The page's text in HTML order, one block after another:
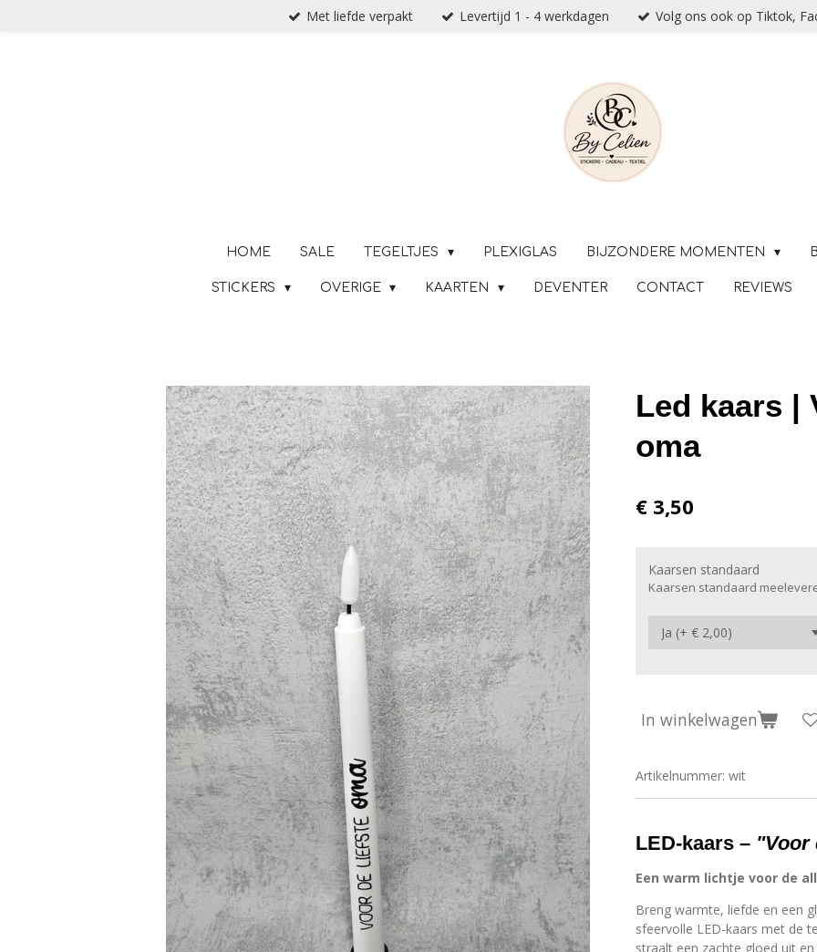
Met liefde verpakt Levertijd 1 - 4 werkdagen Volg ons ook op Tiktok,
HOME SALE TEGELTJES PLEXIGLAS BIJZONDERE MOMENTEN
STICKERS OVERIGE KAARTEN DEVENTER CONTACT REVIEWS
Led kaars |
oma
€ 3,50
Kaarsen standaard
Kaarsen standaard
In winkelwagen
Artikelnummer: wit
LED-kaars – "Voor
Een warm lichtje voor de
Breng warmte, liefde en een
sfeervolle LED-kaars met de
straalt een zachte gloed uit